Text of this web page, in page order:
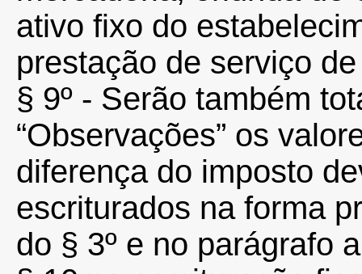
ativo fixo do
prestação de serviço
§ 9º - Serão também
“Observações” os
diferença do imposto
escriturados na forma
do § 3º e no parágrafo